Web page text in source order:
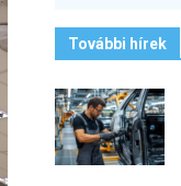
További hírek